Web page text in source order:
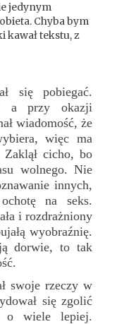
jedynym
Chyba bym
kawał tekstu, z
się pobiegać.
a przy okazji
wiadomość, że
więc ma
cicho, bo
wolnego. Nie
innych,
na seks.
i rozdrażniony
wyobraźnię.
dorwie, to tak
swoje rzeczy w
się zgolić
o wiele lepiej.